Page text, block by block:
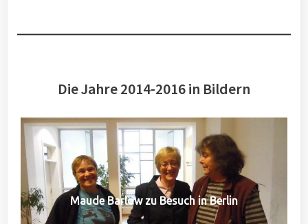
Die Jahre 2014-2016 in Bildern
Maude Barlow zu Besuch in Berlin